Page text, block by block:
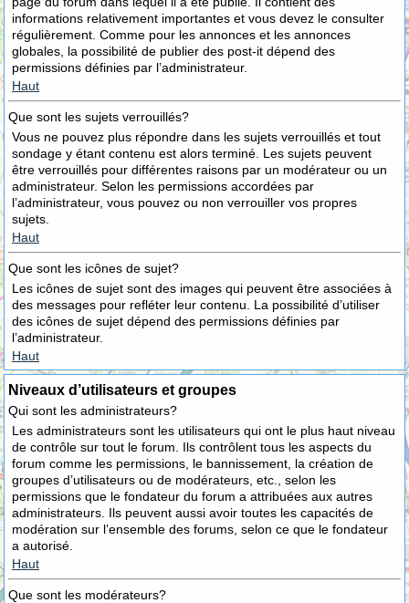
informations relativement importantes et vous devez le consulter
régulièrement. Comme pour les annonces et les annonces
globales, la possibilité de publier des post-it dépend des
permissions définies par l’administrateur.
Haut
Que sont les sujets verrouillés?
Vous ne pouvez plus répondre dans les sujets verrouillés et tout
sondage y étant contenu est alors terminé. Les sujets peuvent
être verrouillés pour différentes raisons par un modérateur ou un
administrateur. Selon les permissions accordées par
l’administrateur, vous pouvez ou non verrouiller vos propres
sujets.
Haut
Que sont les icônes de sujet?
Les icônes de sujet sont des images qui peuvent être associées à
des messages pour refléter leur contenu. La possibilité d’utiliser
des icônes de sujet dépend des permissions définies par
l’administrateur.
Haut
Niveaux d’utilisateurs et groupes
Qui sont les administrateurs?
Les administrateurs sont les utilisateurs qui ont le plus haut niveau
de contrôle sur tout le forum. Ils contrôlent tous les aspects du
forum comme les permissions, le bannissement, la création de
groupes d’utilisateurs ou de modérateurs, etc., selon les
permissions que le fondateur du forum a attribuées aux autres
administrateurs. Ils peuvent aussi avoir toutes les capacités de
modération sur l’ensemble des forums, selon ce que le fondateur
a autorisé.
Haut
Que sont les modérateurs?